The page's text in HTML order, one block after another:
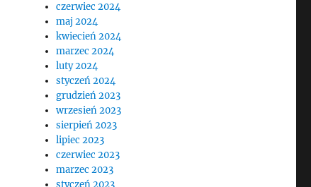
czerwiec 2024
maj 2024
kwiecień 2024
marzec 2024
luty 2024
styczeń 2024
grudzień 2023
wrzesień 2023
sierpień 2023
lipiec 2023
czerwiec 2023
marzec 2023
styczeń 2023